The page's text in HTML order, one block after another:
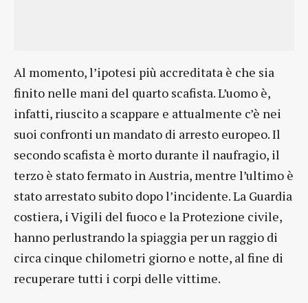
Al momento, l’ipotesi più accreditata è che sia
finito nelle mani del quarto scafista. L’uomo è,
infatti, riuscito a scappare e attualmente c’è nei
suoi confronti un mandato di arresto europeo. Il
secondo scafista è morto durante il naufragio, il
terzo è stato fermato in Austria, mentre l’ultimo è
stato arrestato subito dopo l’incidente. La Guardia
costiera, i Vigili del fuoco e la Protezione civile,
hanno perlustrando la spiaggia per un raggio di
circa cinque chilometri giorno e notte, al fine di
recuperare tutti i corpi delle vittime.